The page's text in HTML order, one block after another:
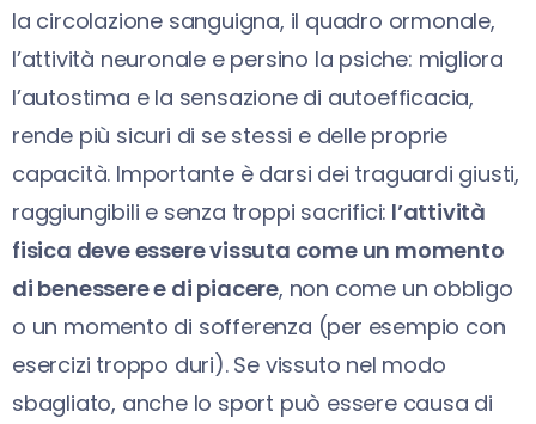
la circolazione sanguigna, il quadro ormonale,
l’attività neuronale e persino la psiche: migliora
l’autostima e la sensazione di autoefficacia,
rende più sicuri di se stessi e delle proprie
capacità. Importante è darsi dei traguardi giusti,
raggiungibili e senza troppi sacrifici: l’attività
fisica deve essere vissuta come un momento
di benessere e di piacere, non come un obbligo
o un momento di sofferenza (per esempio con
esercizi troppo duri). Se vissuto nel modo
sbagliato, anche lo sport può essere causa di